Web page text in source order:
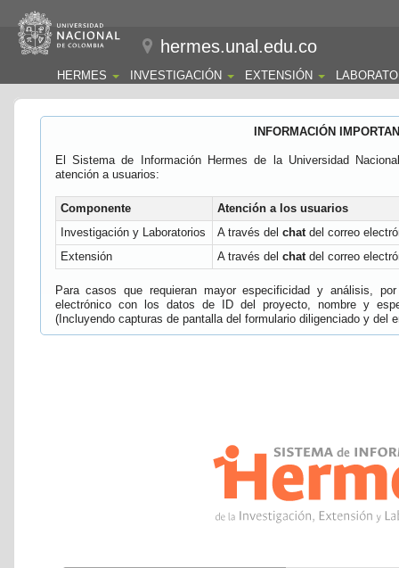
hermes.unal.edu.co
HERMES INVESTIGACIÓN EXTENSIÓN
INFORMACIÓN
El Sistema de Información Hermes de la Universidad
atención a usuarios:
Componente
Atención a los usuarios
Investigación y Laboratorios
A través del chatdel correo
Extensión
A través del chatdel correo
Para casos que requieran mayor especificidad y análisis,
electrónico con los datos de ID del proyecto, nombre y
(Incluyendo capturas de pantalla del formulario diligenciado y del